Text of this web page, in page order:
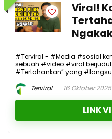
Viral!
#Terviral - #Media #sosial
sebuah #video #viral
#Tertahankan” yang
Terviral
16 Oktober 2025
LINK